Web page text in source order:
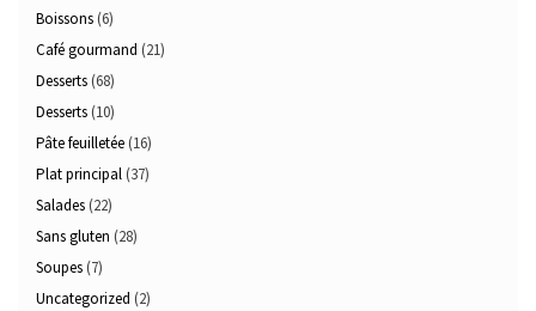
Boissons (6)
Café gourmand (21)
Desserts (68)
Desserts (10)
Pâte feuilletée (16)
Plat principal (37)
Salades (22)
Sans gluten (28)
Soupes (7)
Uncategorized (2)